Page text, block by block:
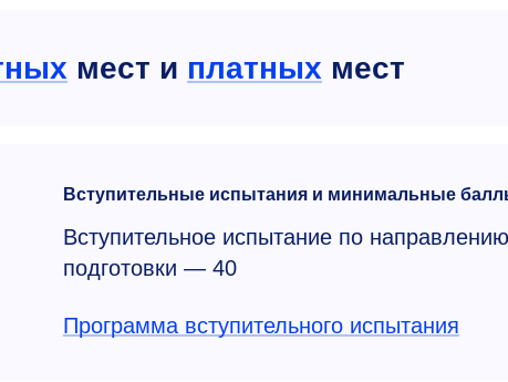
мест и платных мест
Вступительные испытания и минимальные
Вступительное испытание по направлению
подготовки — 40
Программа вступительного испытания